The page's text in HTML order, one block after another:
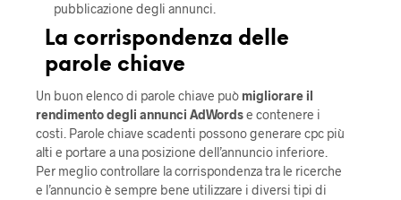
pubblicazione degli annunci.
La corrispondenza delle
parole chiave
Un buon elenco di parole chiave può migliorare il
rendimento degli annunci AdWordse contenere i
costi. Parole chiave scadenti possono generare cpc più
alti e portare a una posizione dell’annuncio inferiore.
Per meglio controllare la corrispondenza tra le ricerche
e l’annuncio è sempre bene utilizzare i diversi tipi di